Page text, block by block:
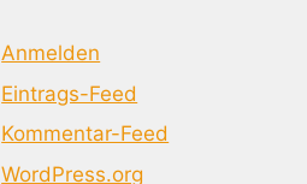
Anmelden
Eintrags-Feed
Kommentar-Feed
WordPress.org